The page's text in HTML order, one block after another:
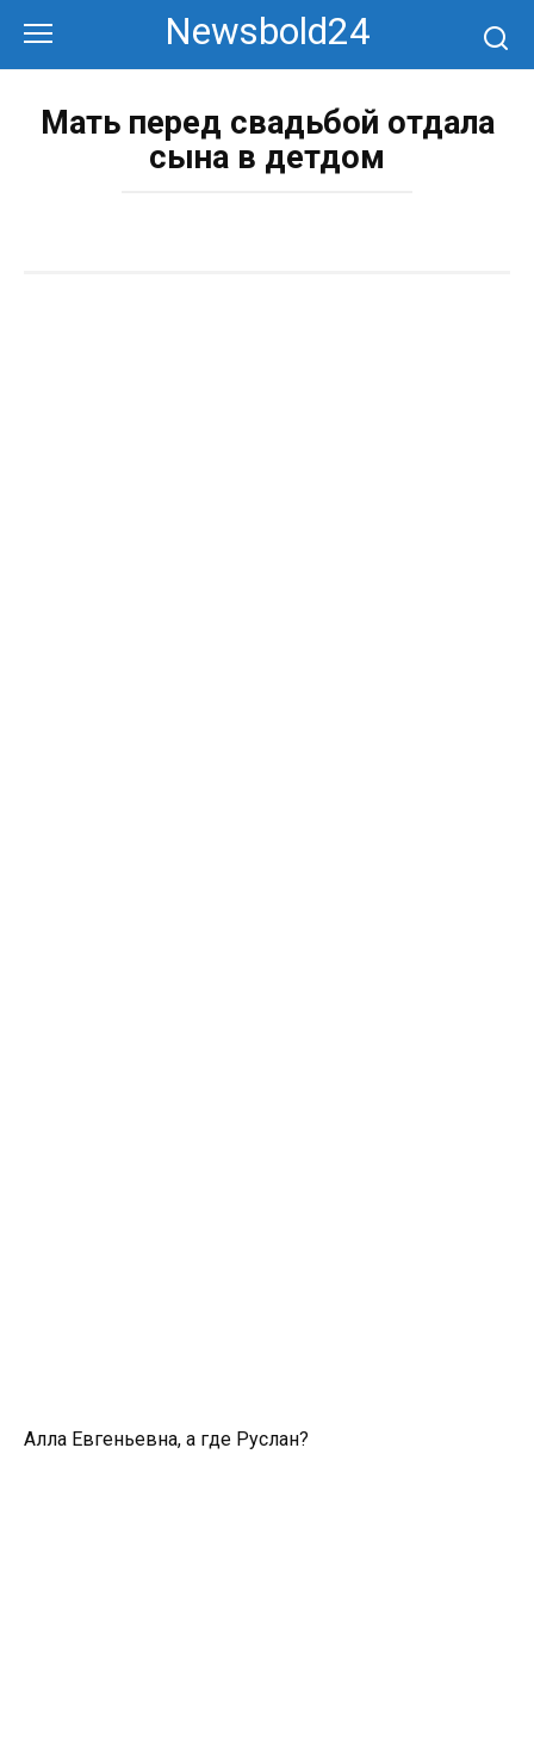
контенту
Newsbold24
Мать перед свадьбой отдала
сына в детдом
Алла Евгеньевна, а где Руслан?